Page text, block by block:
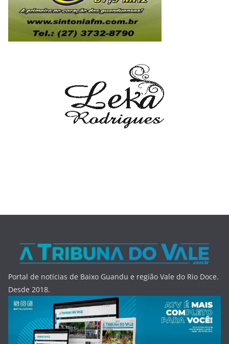
Portal de notícias de Baixo Guandu e região Vale do Rio Doce.
Desde 2018.